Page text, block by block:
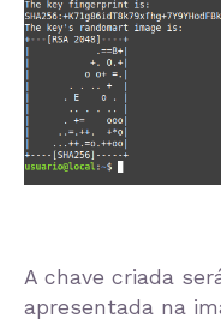
A chave criada
apresentada na